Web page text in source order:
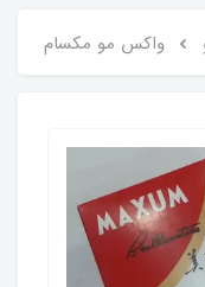
واکس مو مکسام